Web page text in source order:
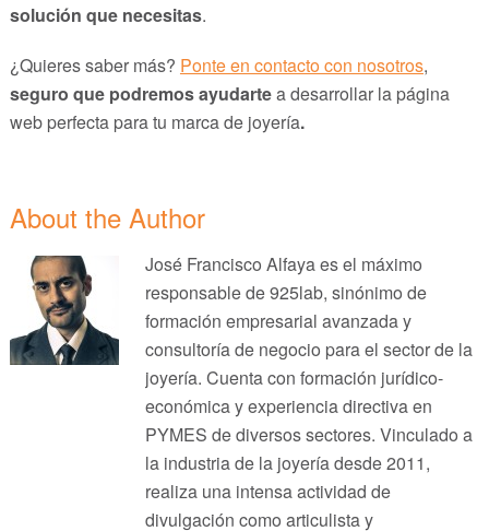
solución que necesitas.
¿Quieres saber más? Ponte en contacto con nosotros,
seguro que podremos ayudartea desarrollar la página
web perfecta para tu marca de joyería.
About the Author
José Francisco Alfaya es el máximo
responsable de 925lab, sinónimo de
formación empresarial avanzada y
consultoría de negocio para el sector de la
joyería. Cuenta con formación jurídico-
económica y experiencia directiva en
PYMES de diversos sectores. Vinculado a
la industria de la joyería desde 2011,
realiza una intensa actividad de
divulgación como articulista y